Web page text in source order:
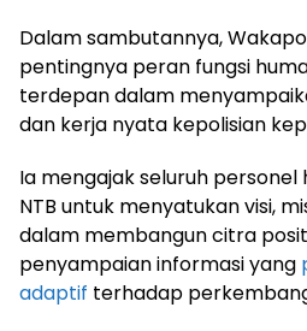
Dalam sambutannya,
pentingnya peran fungsi
terdepan dalam
dan kerja nyata kepolisian
Ia mengajak seluruh personel
NTB untuk menyatukan visi,
dalam membangun citra
penyampaian informasi yang
adaptif terhadap